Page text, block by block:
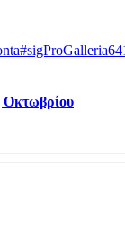
Οκτωβρίου